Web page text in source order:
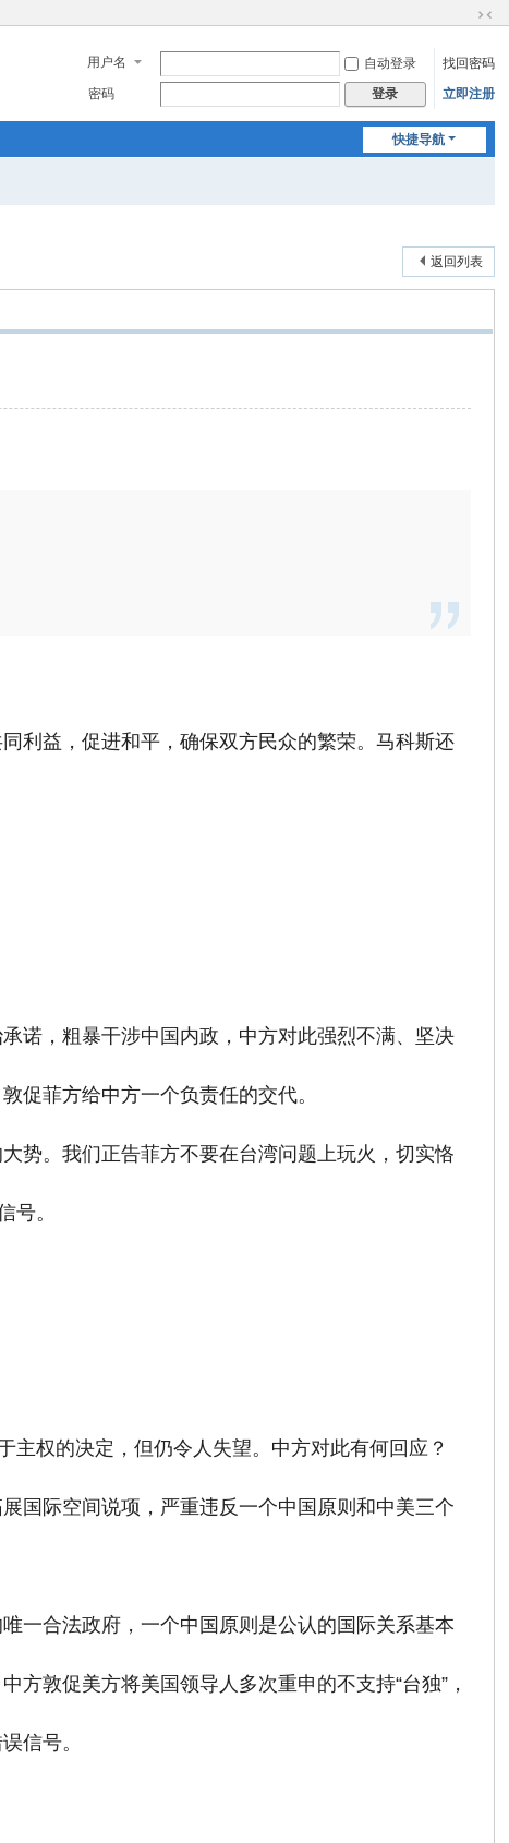
换
到
窄
用户名 自动登录
找回密码
密码
登录 立即注册
快捷导航
返回列表
利益，促进和平，确保双方民众的繁荣。马科斯还
诺，粗暴干涉中国内政，中方对此强烈不满、坚决
促菲方给中方一个负责任的交代。
势。我们正告菲方不要在台湾问题上玩火，切实恪
号。
主权的决定，但仍令人失望。中方对此有何回应？
国际空间说项，严重违反一个中国原则和中美三个
一合法政府，一个中国原则是公认的国际关系基本
敦促美方将美国领导人多次重申的不支持“台独”，
信号。